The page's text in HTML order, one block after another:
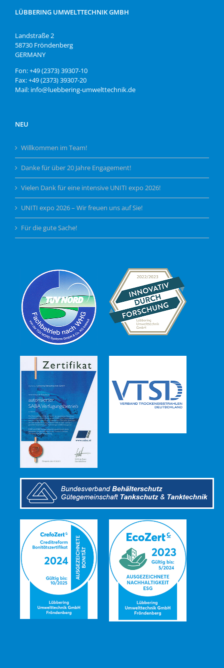
LÜBBERING UMWELTTECHNIK GMBH
Landstraße 2
58730 Fröndenberg
GERMANY
Fon: +49 (2373) 39307-10
Fax: +49 (2373) 39307-20
Mail: info@luebbering-umwelttechnik.de
NEU
Willkommen im Team!
Danke für über 20 Jahre Engagement!
Vielen Dank für eine intensive UNITI expo 2026!
UNITI expo 2026 – Wir freuen uns auf Sie!
Für die gute Sache!